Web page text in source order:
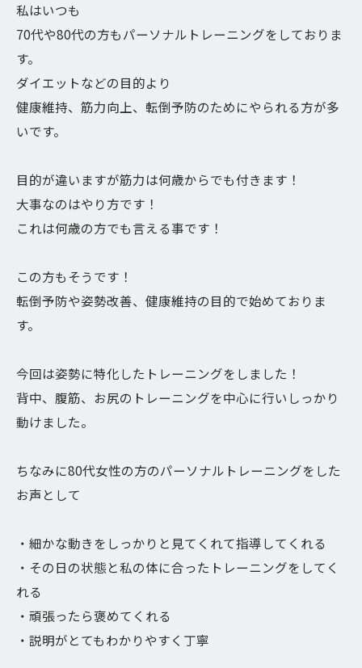
私はいつも
70代や80代の方もパーソナルトレーニングをしておりま
す。
ダイエットなどの目的より
健康維持、筋力向上、転倒予防のためにやられる方が多
いです。
目的が違いますが筋力は何歳からでも付きます！
大事なのはやり方です！
これは何歳の方でも言える事です！
この方もそうです！
転倒予防や姿勢改善、健康維持の目的で始めておりま
す。
今回は姿勢に特化したトレーニングをしました！
背中、腹筋、お尻のトレーニングを中心に行いしっかり
動けました。
ちなみに80代女性の方のパーソナルトレーニングをした
お声として
・細かな動きをしっかりと見てくれて指導してくれる
・その日の状態と私の体に合ったトレーニングをしてく
れる
・頑張ったら褒めてくれる
・説明がとてもわかりやすく丁寧